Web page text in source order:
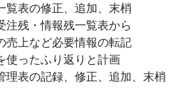
覧表の修正、追加、末梢
注残・情報残一覧表から
上など必要情報の転記
使ったふり返りと計画
理表の記録、修正、追加、末梢